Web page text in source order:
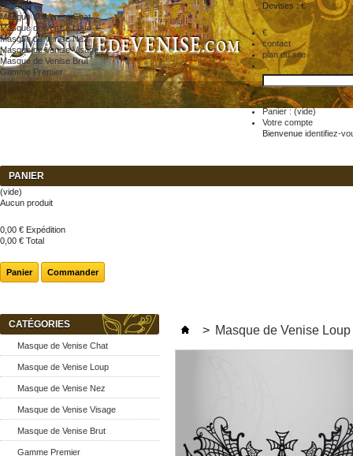
Devises : €
€
contact
plan du site
Panier :(vide)
Votre compte
Bienvenue identifiez-
Accueil
Masque de Venise Chat
Masque de Venise Loup
Masque de Venise Nez
Masque de Venise Visage
Masque de Venise Brut
Gamme Premier
PANIER
(vide)
Aucun produit
0,00 € Expédition
0,00 € Total
Panier Commander
CATÉGORIES
Masque de Venise Chat
Masque de Venise Loup
Masque de Venise Nez
Masque de Venise Visage
Masque de Venise Brut
Gamme Premier
> Masque de Venise Loup